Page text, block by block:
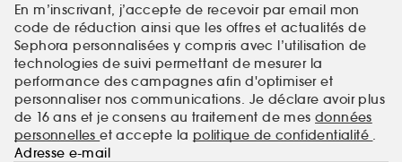
En m’inscrivant, j’accepte de recevoir par email mon
code de réduction ainsi que les offres et actualités de
Sephora personnalisées y compris avec l’utilisation de
technologies de suivi permettant de mesurer la
performance des campagnes afin d'optimiser et
personnaliser nos communications. Je déclare avoir plus
de 16 ans et je consens au traitement de mes données
personnelleset accepte la politique de confidentialité .
Adresse e-mail